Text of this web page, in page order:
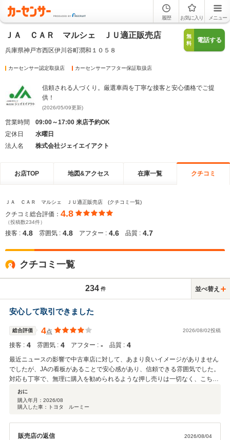
履歴 お気に入り メニュー
ＪＡ ＣＡＲ マルシェ ＪＵ適正販売店
兵庫県神戸市西区伊川谷町潤和１０５８
無
料
電話する
カーセンサー認定取扱店 カーセンサーアフター保証取扱店
信頼される人づくり。厳選車両を丁寧な接客と安心価格でご提
供！
(2026/05/09更新)
営業時間
09:00～17:00 来店予約OK
定休日
水曜日
法人名
株式会社ジェイエイアクト
お店TOP 地図&アクセス 在庫一覧 クチコミ
ＪＡ ＣＡＲ マルシェ ＪＵ適正販売店 (クチコミ一覧)
クチコミ総合評価： 4.8
（投稿数234件）
接客 : 4.8 雰囲気 : 4.8 アフター : 4.6 品質 : 4.7
クチコミ一覧
234 件 並べ替え
安心して取引できました
総合評価 4点 2026/08/02投稿
接客 : 4 雰囲気 : 4 アフター : ‐ 品質 : 4
最近ニュースの影響で中古車店に対して、あまり良いイメージがありません
でしたが、JAの看板があることで安心感があり、信頼できる雰囲気でした。
対応も丁寧で、無理に購入を勧められるような押し売りは一切なく、こちら
のペースで検討できたのが良かったです。
おに
購入年月： 2026/08
購入した車：トヨタ ルーミー
販売店の返信 2026/08/04